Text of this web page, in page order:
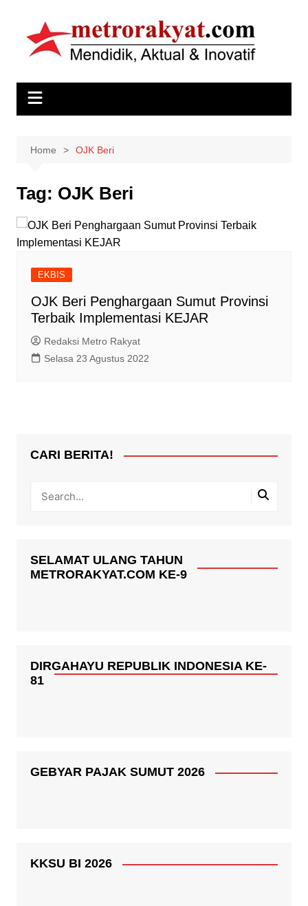
content
Home OJK Beri
Tag: OJK Beri
EKBIS
OJK Beri Penghargaan Sumut Provinsi
Terbaik Implementasi KEJAR
Redaksi Metro Rakyat
Selasa 23 Agustus 2022
CARI BERITA!
SELAMAT ULANG TAHUN
METRORAKYAT.COM KE-9
DIRGAHAYU REPUBLIK INDONESIA KE-
81
GEBYAR PAJAK SUMUT 2026
KKSU BI 2026